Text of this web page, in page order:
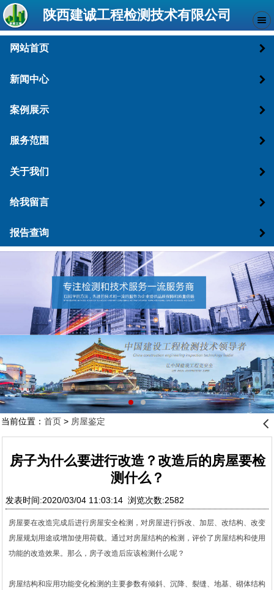
陕西建诚工程检测技术有限公司
网站首页
新闻中心
案例展示
服务范围
关于我们
给我留言
报告查询
当前位置： 首页> 房屋鉴定 󰊒
房子为什么要进行改造？改造后的房屋要检
测什么？
发表时间:2020/03/04 11:03:14 浏览次数:2582
房屋要在改造完成后进行房屋安全检测，对房屋进行拆改、加层、改结构、改变
房屋规划用途或增加使用荷载。通过对房屋结构的检测，评价了房屋结构和使用
功能的改造效果。那么，房子改造后应该检测什么呢？
房屋结构和应用功能变化检测的主要参数有倾斜、沉降、裂缝、地基、砌体结构